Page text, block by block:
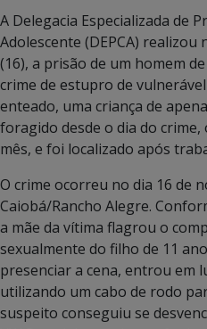
A Delegacia Especializada de
Adolescente (DEPCA)
(16), a prisão de um homem
crime de estupro de
enteado, uma criança de
foragido desde o dia do
mês, e foi localizado após
O crime ocorreu no dia 16 de
Caiobá/Rancho Alegre.
a mãe da vítima flagrou o
sexualmente do filho de 11
presenciar a cena, entrou em
utilizando um cabo de rodo
suspeito conseguiu se